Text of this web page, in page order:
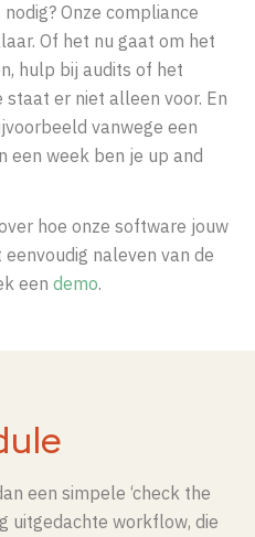
nodig? Onze compliance
Of het nu gaat om het
hulp bij audits of het
er niet alleen voor. En
vanwege een
een week ben je up and
hoe onze software jouw
naleven van de
een demo.
een simpele ‘check the
uitgedachte workflow, die